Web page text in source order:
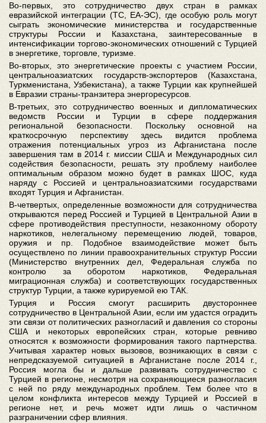
Во-первых, это сотрудничество двух стран в рамках
евразийской интеграции (ТС, ЕА-ЭС), где особую роль могут
сыграть экономические министерства и государственные
структуры России и Казахстана, заинтересованные в
интенсификации торгово-экономических отношений с Турцией
в энергетике, торговле, туризме.
Во-вторых, это энергетические проекты с участием России,
центральноазиатских государств-экспортеров (Казахстана,
Туркменистана, Узбекистана), а также Турции как крупнейшей
в Евразии страны-транзитера энергоресурсов.
В-третьих, это сотрудничество военных и дипломатических
ведомств России и Турции в сфере поддержания
региональной безопасности. Поскольку основной на
краткосрочную перспективу здесь видится проблема
отражения потенциальных угроз из Афганистана после
завершения там в 2014 г. миссии США и Международных сил
содействия безопасности, решать эту проблему наиболее
оптимальным образом можно будет в рамках ШОС, куда
наряду с Россией и центральноазиатскими государствами
входят Турция и Афганистан.
В-четвертых, определенные возможности для сотрудничества
открываются перед Россией и Турцией в Центральной Азии в
сфере противодействия преступности, незаконному обороту
наркотиков, нелегальному перемещению людей, товаров,
оружия и пр. Подобное взаимодействие может быть
осуществлено по линии правоохранительных структур России
(Министерство внутренних дел, Федеральная служба по
контролю за оборотом наркотиков, Федеральная
миграционная служба) и соответствующих государственных
структур Турции, а также курируемой ею ТАК.
Турция и Россия смогут расширить двустороннее
сотрудничество в Центральной Азии, если им удастся оградить
эти связи от политических разногласий и давления со стороны
США и некоторых европейских стран, которые ревниво
относятся к возможности формирования такого партнерства.
Учитывая характер новых вызовов, возникающих в связи с
непредсказуемой ситуацией в Афганистане после 2014 г.,
Россия могла бы и дальше развивать сотрудничество с
Турцией в регионе, несмотря на сохраняющиеся разногласия
с ней по ряду международных проблем. Тем более что в
целом конфликта интересов между Турцией и Россией в
регионе нет, и речь может идти лишь о частичном
разграничении сфер влияния.